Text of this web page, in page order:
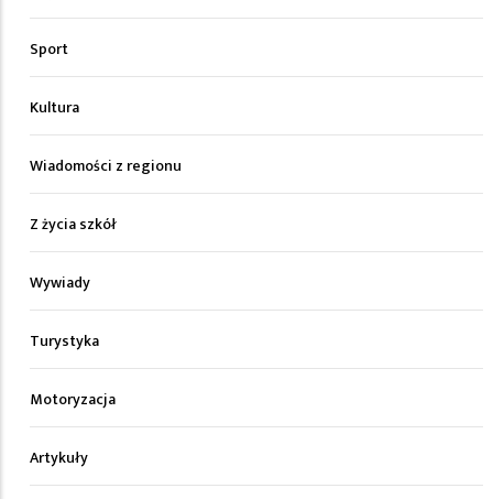
Sport
Kultura
Wiadomości z regionu
Z życia szkół
Wywiady
Turystyka
Motoryzacja
Artykuły